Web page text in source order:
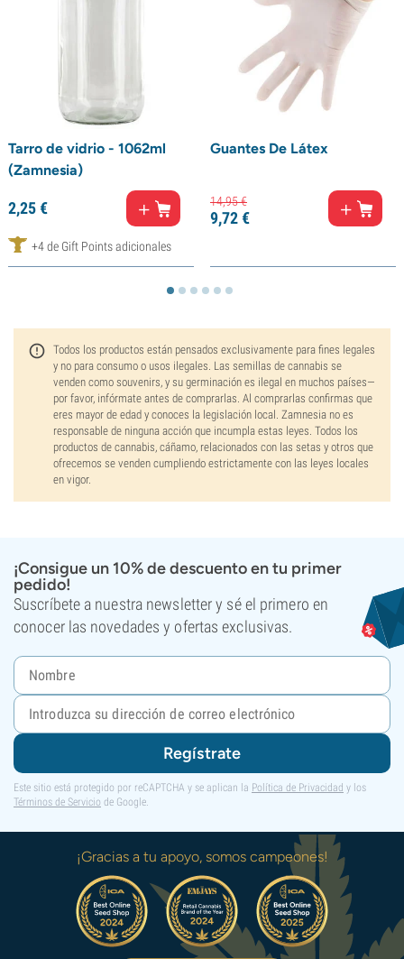
Tarro de vidrio - 1062ml
(Zamnesia)
2,25€
+4 de Gift Points adicionales
Guantes De Látex
14,95€
9,72€
Todos los productos están pensados exclusivamente para fines legales
y no para consumo o usos ilegales. Las semillas de cannabis se
venden como souvenirs, y su germinación es ilegal en muchos países—
por favor, infórmate antes de comprarlas. Al comprarlas confirmas que
eres mayor de edad y conoces la legislación local. Zamnesia no es
responsable de ninguna acción que incumpla estas leyes. Todos los
productos de cannabis, cáñamo, relacionados con las setas y otros que
ofrecemos se venden cumpliendo estrictamente con las leyes locales
en vigor.
¡Consigue un 10% de descuento en tu primer
pedido!
Suscríbete a nuestra newsletter y sé el primero en
conocer las novedades y ofertas exclusivas.
Regístrate
Este sitio está protegido por reCAPTCHA y se aplican la Política de Privacidad y los
Términos de Servicio de Google.
¡Gracias a tu apoyo, somos campeones!